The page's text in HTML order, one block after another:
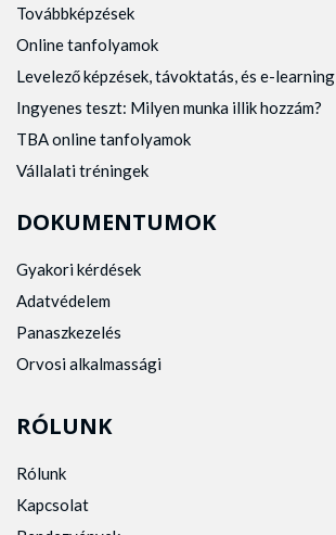
Továbbképzések
Online tanfolyamok
Levelező képzések, távoktatás, és e-learning
Ingyenes teszt: Milyen munka illik hozzám?
TBA online tanfolyamok
Vállalati tréningek
DOKUMENTUMOK
Gyakori kérdések
Adatvédelem
Panaszkezelés
Orvosi alkalmassági
RÓLUNK
Rólunk
Kapcsolat